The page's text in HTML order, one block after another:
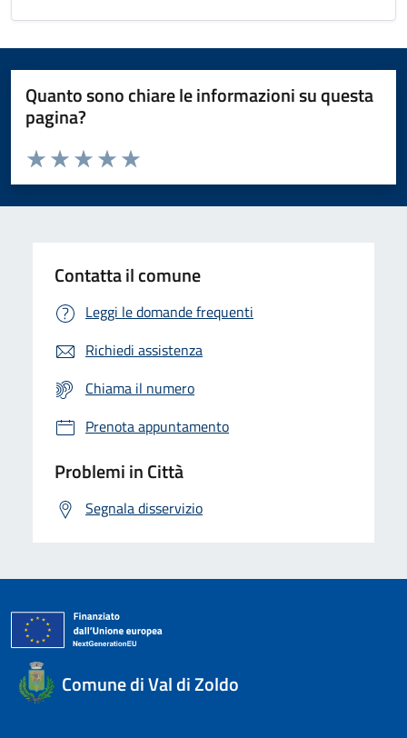
Quanto sono chiare le informazioni su questa
pagina?
Domanda
Valuta da 1 a 5 stelle la pagina
Valuta 5 stelle su 5
Valuta 4 stelle su 5
Valuta 3 stelle su 5
Valuta 2 stelle su 5
Valuta 1 stelle su 5
Contatta il comune
Leggi le domande frequenti
Richiedi assistenza
Chiama il numero
Prenota appuntamento
Problemi in Città
Segnala disservizio
Comune di Val di Zoldo